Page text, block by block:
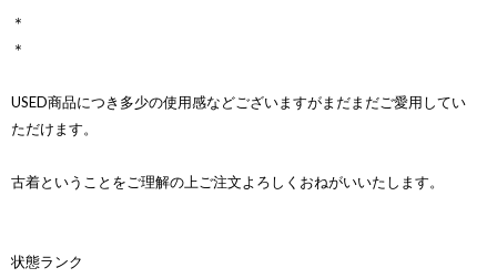
＊
＊
USED商品につき多少の使用感などございますがまだまだご愛用してい
ただけます。
古着ということをご理解の上ご注文よろしくおねがいいたします。
状態ランク